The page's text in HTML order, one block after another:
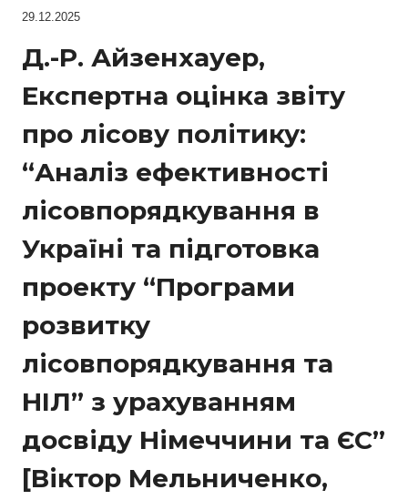
Д.-Р. Айзенхауер,
Експертна оцінка звіту
про лісову політику:
“Аналіз ефективності
лісовпорядкування в
Україні та підготовка
проекту “Програми
розвитку
лісовпорядкування та
НІЛ” з урахуванням
досвіду Німеччини та ЄС”
[Віктор Мельниченко,
29.12.2025